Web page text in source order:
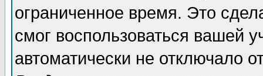
ограниченное время. Это
смог воспользоваться вашей
автоматически не отключало